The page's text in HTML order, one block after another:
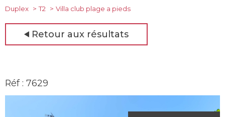
Duplex
T2 Villa club plage a pieds
Retour aux résultats
Réf : 7629